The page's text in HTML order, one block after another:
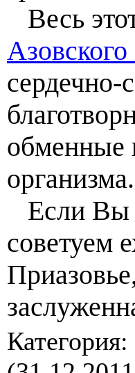
Весь
обменные
организма.
Если Вы
советуем
Категория: